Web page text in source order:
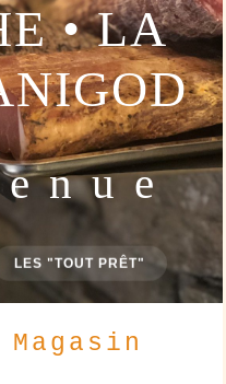
• LA
n u e
LES "TOUT PRÊT"